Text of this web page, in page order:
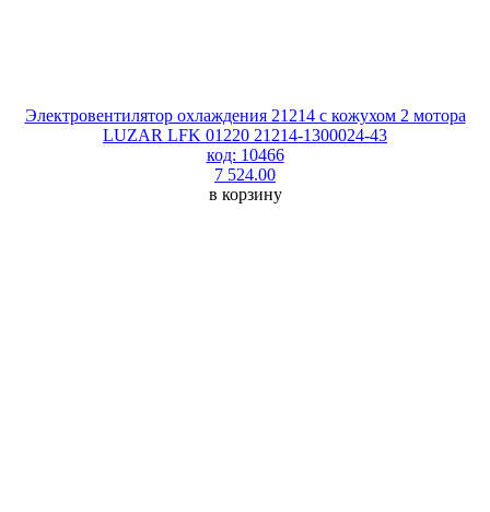
Электровентилятор охлаждения 21214 с кожухом 2 мотора
LUZAR LFK 01220 21214-1300024-43
код: 10466
7 524.00
в корзину